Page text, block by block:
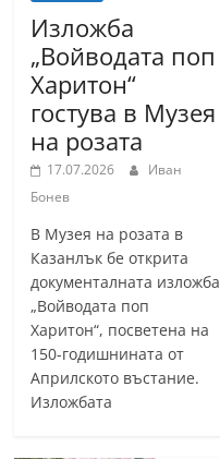
Изложба
„Войводата поп
Харитон“
гостува в Музея
на розата
17.07.2026
Иван
Бонев
В Музея на розата в
Казанлък бе открита
документалната изложба
„Войводата поп
Харитон“, посветена на
150-годишнината от
Априлското въстание.
Изложбата